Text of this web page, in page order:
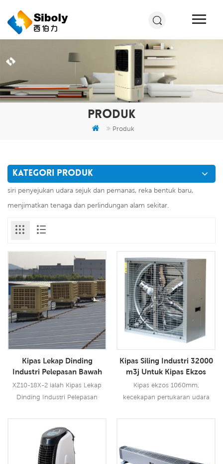
PRODUK
Produk
KATEGORI PRODUK
siri penyejukan udara sejuk dan pemanas, reka bentuk baru,
menjimatkan tenaga dan perlindungan alam sekitar.
Kipas Lekap Dinding
Industri Pelepasan Bawah
Siboly
XZ10-18X-2 ialah Kipas Lekap
Dinding Industri Pelepasan
aplikasi dalam/luar. Ia
menggunakan motor kipas
1.1KW, membawakan anda angin
Baca Lebih Lanjut
Kipas Siling Industri 32000
m3j Untuk Kipas Ekzos
Garaj
Kipas ekzos 1060mm,
kecekapan pertukaran udara
perniagaan industri & pertanian.